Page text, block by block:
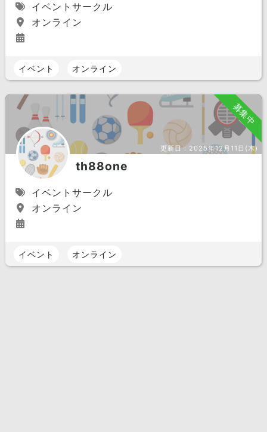
イベントサークル
オンライン
イベント オンライン
募集中
更新日： 2025年12月11日(木)
th88one
イベントサークル
オンライン
イベント オンライン